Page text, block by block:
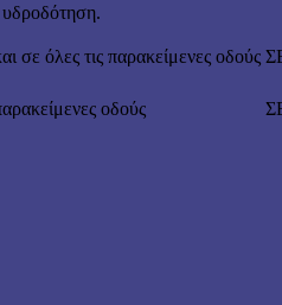
υδροδότηση.
τις παρακείμενες οδούς
οδούς